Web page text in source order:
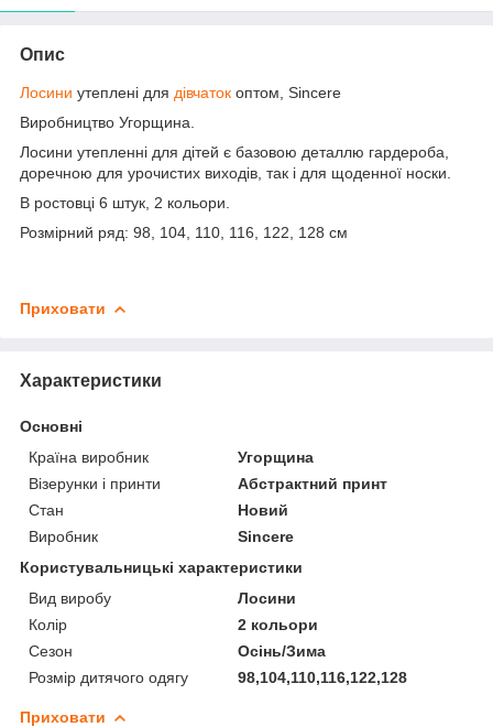
Опис
Лосини утеплені для дівчаток оптом, Sincere
Виробництво Угорщина.
Лосини утепленні для дітей є базовою деталлю гардероба,
доречною для урочистих виходів, так і для щоденної носки.
В ростовці 6 штук, 2 кольори.
Розмірний ряд: 98, 104, 110, 116, 122, 128 см
Приховати
Характеристики
Основні
Країна виробник
Угорщина
Візерунки і принти
Абстрактний принт
Стан
Новий
Виробник
Sincere
Користувальницькі характеристики
Вид виробу
Лосини
Колір
2 кольори
Сезон
Осінь/Зима
Розмір дитячого одягу
98,104,110,116,122,128
Приховати